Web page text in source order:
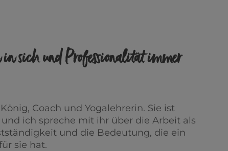
sich und Professionalität immer
Coach und Yogalehrerin. Sie ist
ich spreche mit ihr über die Arbeit als
und die Bedeutung, die ein
sie hat.